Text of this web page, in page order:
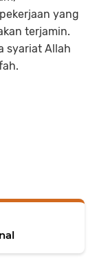
yang
terjamin.
syariat Allah